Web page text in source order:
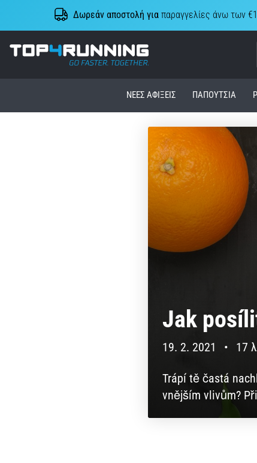
Δωρεάν αποστολή γιαπαραγγελίες άνω των
Top4Running.cy
ΝΈΕΣ ΑΦΊΞΕΙΣ ΠΑΠΟΎΤΣΙΑ
Jak
19. 2. 2021 • 17
Trápí tě častá
vnějším vlivům?